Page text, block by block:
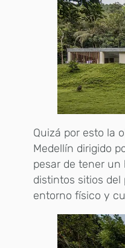
Quizá por esto la
Medellín dirigido
pesar de tener
distintos sitios del
entorno físico y